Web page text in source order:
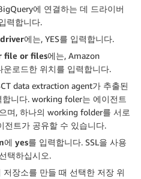
에 연결하는 데 드라이버
력합니다.
에는, YES를 입력합니다.
file or files에는, Amazon
운로드한 위치를 입력합니다.
data extraction agent가 추출된
니다. working foler는 에이전트
며, 하나의 working folder를 서로
전트가 공유할 수 있습니다.
에 yes를 입력합니다. SSL을 사용
택하십시오.
장소를 만들 때 선택한 저장 위